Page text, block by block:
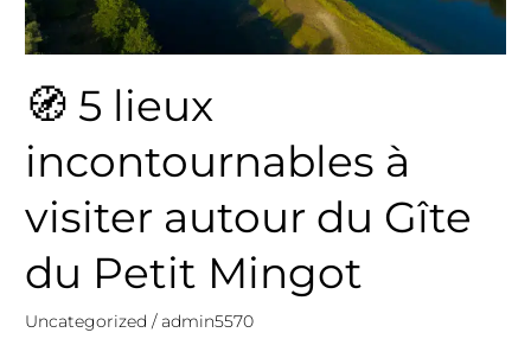
🧭 5 lieux
incontournables à
visiter autour du Gîte
du Petit Mingot
Uncategorized / admin5570
du
Petit